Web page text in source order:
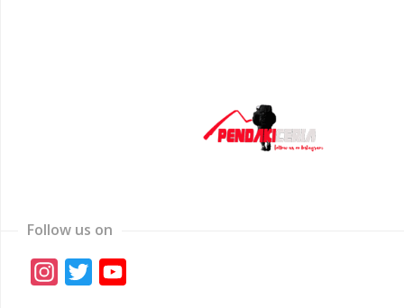
Follow us on
Instagram
Twitter